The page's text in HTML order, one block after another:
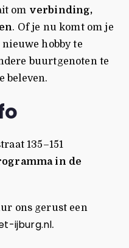
om verbinding,
. Of je nu komt om je
hobby te
buurtgenoten te
beleven.
135–151
in de
ons gerust een
ijburg.nl.